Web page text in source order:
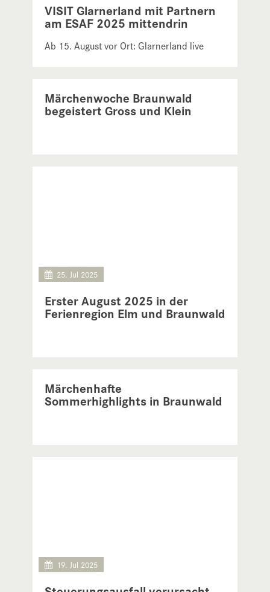
VISIT Glarnerland mit Partnern
am ESAF 2025 mittendrin
Ab 15. August vor Ort: Glarnerland live
Märchenwoche Braunwald
begeistert Gross und Klein
Erster August 2025 in der
Ferienregion Elm und Braunwald
25. Jul 2025
Märchenhafte
Sommerhighlights in Braunwald
19. Jul 2025